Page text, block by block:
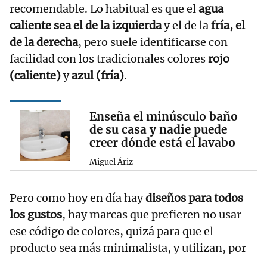
recomendable. Lo habitual es que elagua
caliente sea el de la izquierday el de lafría, el
de la derecha, pero suele identificarse con
facilidad con los tradicionales coloresrojo
(caliente)yazul (fría).
Enseña el minúsculo baño
de su casa y nadie puede
creer dónde está el lavabo
Miguel Áriz
Pero como hoy en día haydiseños para todos
los gustos, hay marcas que prefieren no usar
ese código de colores, quizá para que el
producto sea más minimalista, y utilizan, por